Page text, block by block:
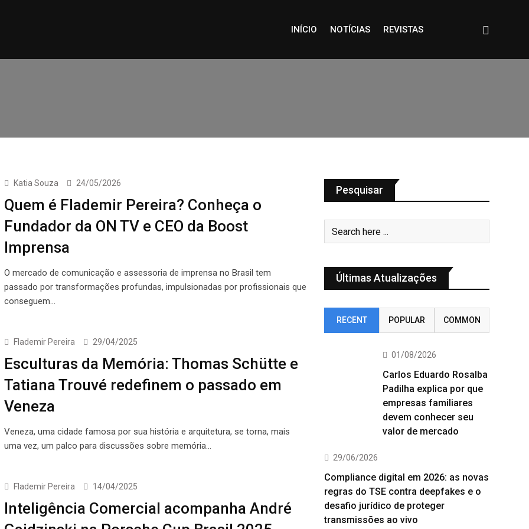
INÍCIO NOTÍCIAS REVISTAS
Katia Souza 24/05/2026
Quem é Flademir Pereira? Conheça o
Fundador da ON TV e CEO da Boost
Imprensa
O mercado de comunicação e assessoria de imprensa no Brasil tem
passado por transformações profundas, impulsionadas por profissionais que
conseguem…
Flademir Pereira 29/04/2025
Esculturas da Memória: Thomas Schütte e
Tatiana Trouvé redefinem o passado em
Veneza
Veneza, uma cidade famosa por sua história e arquitetura, se torna, mais
uma vez, um palco para discussões sobre memória…
Flademir Pereira 14/04/2025
Inteligência Comercial acompanha André
Pesquisar
Últimas Atualizações
RECENT POPULAR COMMON
01/08/2026
Carlos Eduardo Rosalba
Padilha explica por que
empresas familiares
devem conhecer seu
valor de mercado
29/06/2026
Compliance digital em 2026: as novas
regras do TSE contra deepfakes e o
desafio jurídico de proteger
transmissões ao vivo